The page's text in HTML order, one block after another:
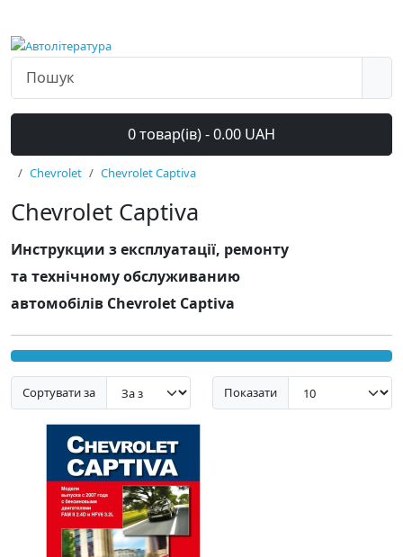
0 товар(ів) - 0.00 UAH
Chevrolet Chevrolet Captiva
Chevrolet Captiva
Инструкции з експлуатації, ремонту
та технічному обслуживанию
автомобілів Chevrolet Captiva
Сортувати за Показати